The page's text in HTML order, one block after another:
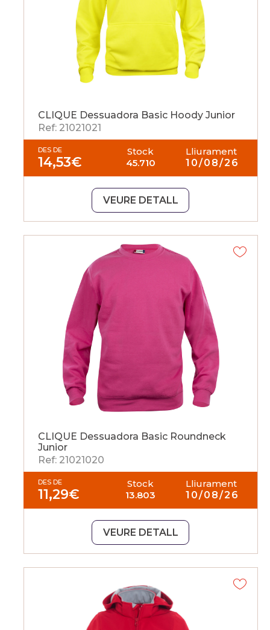
CLIQUE Dessuadora Basic Hoody Junior
Ref: 21021021
DES DE
14,53€
Stock
45.710
Lliurament
10/08/26
VEURE DETALL
CLIQUE Dessuadora Basic Roundneck
Junior
Ref: 21021020
DES DE
11,29€
Stock
13.803
Lliurament
10/08/26
VEURE DETALL